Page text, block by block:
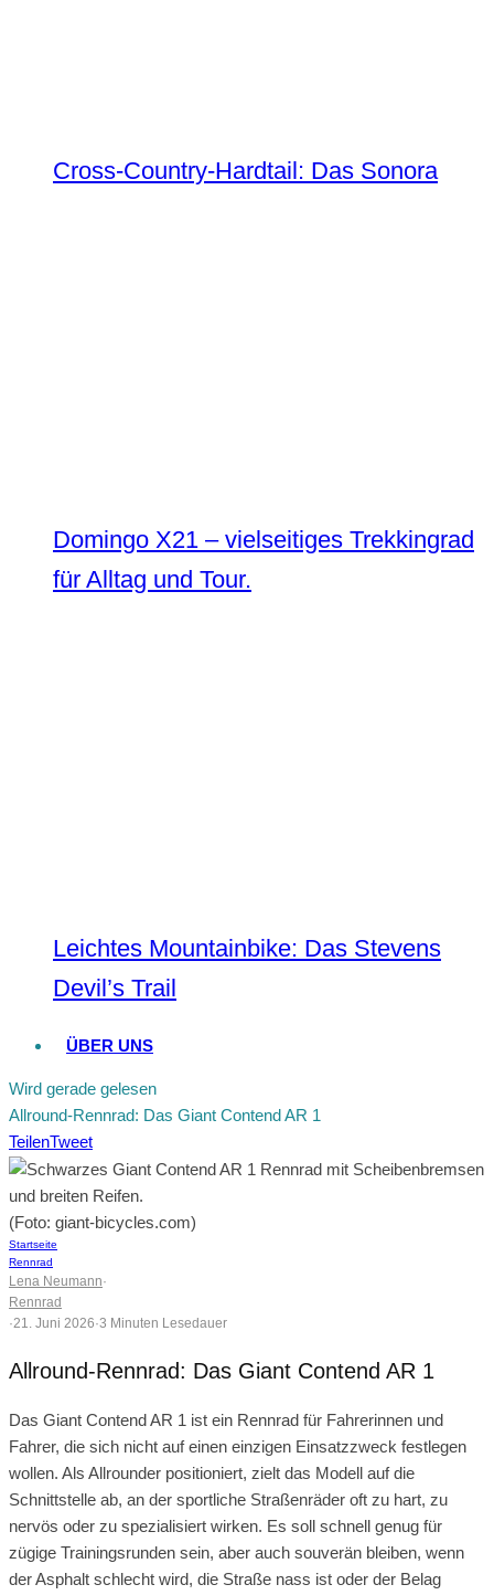
Cross-Country-Hardtail: Das Sonora
Domingo X21 – vielseitiges Trekkingrad
für Alltag und Tour.
Leichtes Mountainbike: Das Stevens
Devil’s Trail
ÜBER UNS
Wird gerade gelesen
Allround-Rennrad: Das Giant Contend AR 1
TeilenTweet
(Foto: giant-bicycles.com)
Startseite
Rennrad
Lena Neumann·
Rennrad
·21. Juni 2026·3 Minuten Lesedauer
Allround-Rennrad: Das Giant Contend AR 1
Das Giant Contend AR 1 ist ein Rennrad für Fahrerinnen und
Fahrer, die sich nicht auf einen einzigen Einsatzzweck festlegen
wollen. Als Allrounder positioniert, zielt das Modell auf die
Schnittstelle ab, an der sportliche Straßenräder oft zu hart, zu
nervös oder zu spezialisiert wirken. Es soll schnell genug für
zügige Trainingsrunden sein, aber auch souverän bleiben, wenn
der Asphalt schlecht wird, die Straße nass ist oder der Belag